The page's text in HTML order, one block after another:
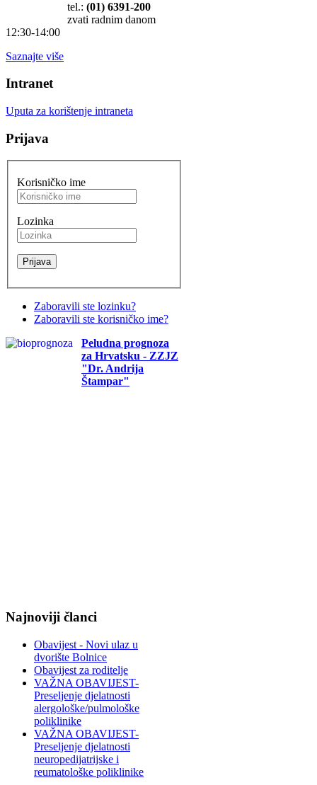
tel.: (01) 6391-200
zvati radnim danom
12:30-14:00
Saznajte više
Intranet
Uputa za korištenje intraneta
Prijava
Korisničko ime
Lozinka
Zaboravili ste lozinku?
Zaboravili ste korisničko ime?
Peludna prognoza
za Hrvatsku - ZZJZ
"Dr. Andrija
Štampar"
Najnoviji članci
Obavijest - Novi ulaz u
dvorište Bolnice
Obavijest za roditelje
VAŽNA OBAVIJEST-
Preseljenje djelatnosti
alergološke/pulmološke
poliklinike
VAŽNA OBAVIJEST-
Preseljenje djelatnosti
neuropedijatrijske i
reumatološke poliklinike